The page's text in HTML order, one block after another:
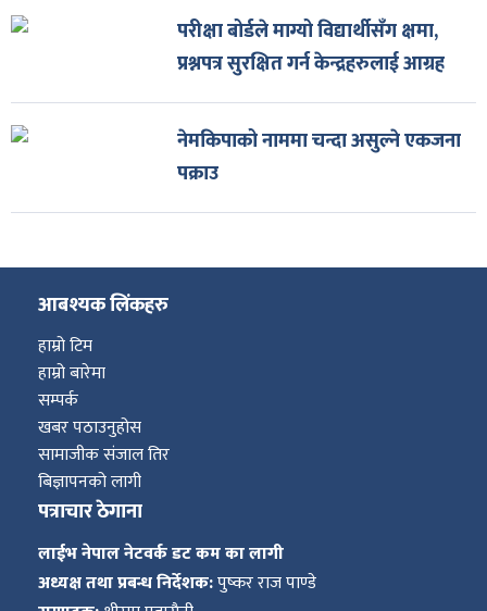
परीक्षा बोर्डले माग्यो विद्यार्थीसँग क्षमा,
प्रश्नपत्र सुरक्षित गर्न केन्द्रहरुलाई आग्रह
नेमकिपाको नाममा चन्दा असुल्ने एकजना
पक्राउ
आबश्यक लिंकहरु
हाम्रो टिम
हाम्रो बारेमा
सम्पर्क
खबर पठाउनुहोस
सामाजीक संजाल तिर
बिज्ञापनको लागी
पत्राचार ठेगाना
लाईभ नेपाल नेटवर्क डट कम का लागी
अध्यक्ष तथा प्रबन्ध निर्देशक:पुष्कर राज पाण्डे